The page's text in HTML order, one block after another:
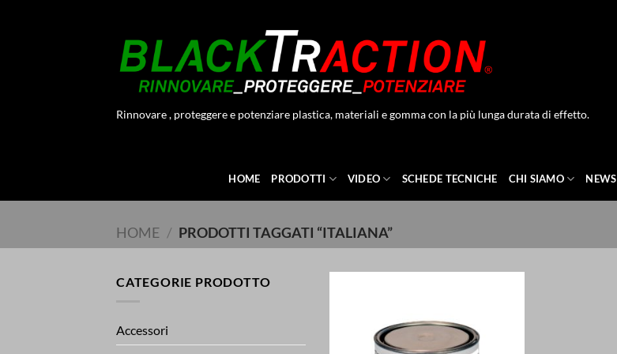
Rinnovare , proteggere e potenziare plastica, materiali e gomma con la più lunga durata di effetto.
HOME PRODOTTI VIDEO SCHEDE TECNICHE CHI SIAMO NEWS
HOME / PRODOTTI TAGGATI “ITALIANA”
CATEGORIE PRODOTTO
Accessori